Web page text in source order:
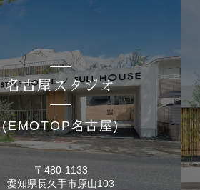
名古屋スタジオ
(EMOTOP名古屋)
〒480-1133
愛知県長久手市原山103